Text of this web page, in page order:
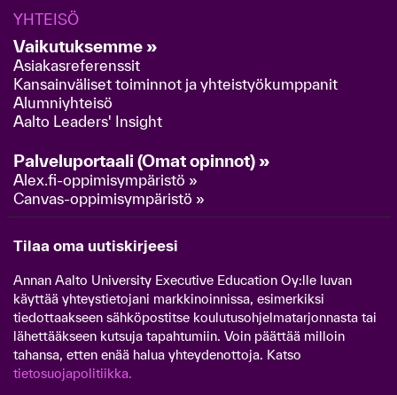
YHTEISÖ
Vaikutuksemme »
Asiakasreferenssit
Kansainväliset toiminnot ja yhteistyökumppanit
Alumniyhteisö
Aalto Leaders' Insight
Palveluportaali (Omat opinnot) »
Alex.fi-oppimisympäristö »
Canvas-oppimisympäristö »
Tilaa oma uutiskirjeesi
Annan Aalto University Executive Education Oy:lle luvan
käyttää yhteystietojani markkinoinnissa, esimerkiksi
tiedottaakseen sähköpostitse koulutusohjelmatarjonnasta tai
lähettääkseen kutsuja tapahtumiin. Voin päättää milloin
tahansa, etten enää halua yhteydenottoja. Katso
tietosuojapolitiikka.